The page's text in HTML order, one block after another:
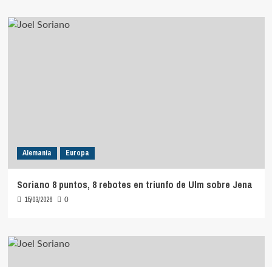
Alemania Europa
Soriano 8 puntos, 8 rebotes en triunfo de Ulm sobre Jena
15/03/2026 0